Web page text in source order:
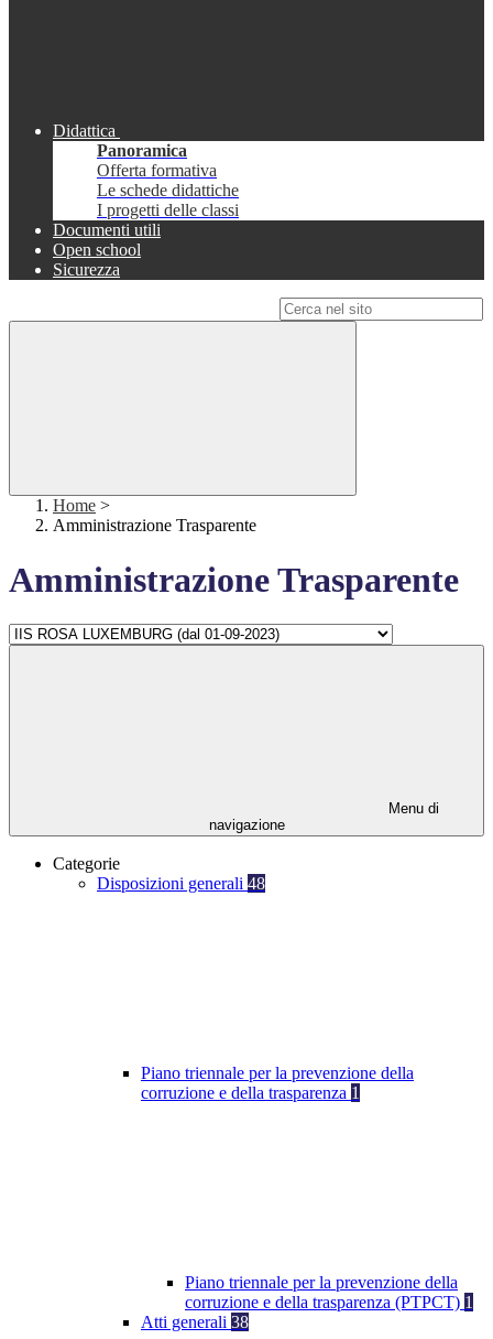
Didattica
Panoramica
Offerta formativa
Le schede didattiche
I progetti delle classi
Documenti utili
Open school
Sicurezza
Home >
Amministrazione Trasparente
Amministrazione Trasparente
Menu di
navigazione
Categorie
Disposizioni generali 48
Piano triennale per la prevenzione della
corruzione e della trasparenza 1
Piano triennale per la prevenzione della
corruzione e della trasparenza (PTPCT) 1
Atti generali 38